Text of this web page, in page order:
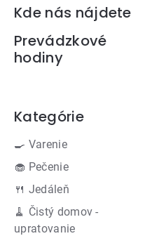
Zápätie
Kde nás nájdete
Prevádzkové
hodiny
Kategórie
🍳 Varenie
🧁 Pečenie
🍴 Jedáleň
🧹 Čistý domov -
upratovanie